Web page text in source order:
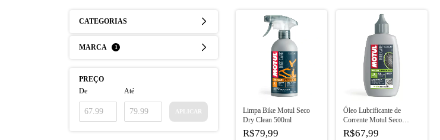
CATEGORIAS
MARCA 1
PREÇO
De
Até
APLICAR
Limpa Bike Motul Seco
Dry Clean 500ml
R$79,99
Óleo Lubrificante de
Corrente Motul Seco
100ml
R$67,99